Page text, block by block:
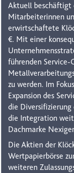
Aktuell beschäftigt
Mitarbeiterinnen
erwirtschaftete
€. Mit einer
führenden Service-
zu werden. Im
Expansion des
die Diversifizierung
die Integration
Dachmarke
Die Aktien der
Wertpapierbörse
weiteren